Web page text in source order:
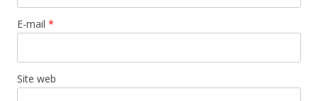
E-mail *
Site web